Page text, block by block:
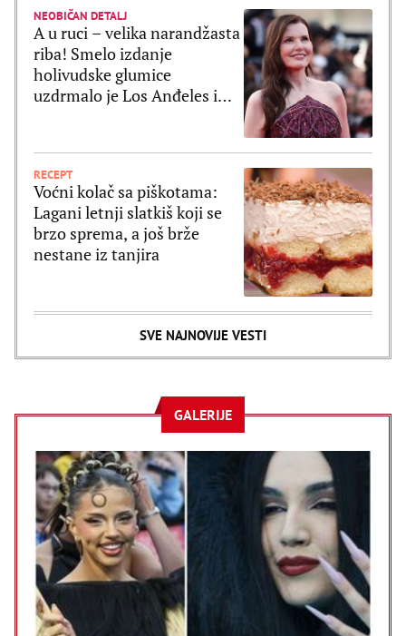
NEOBIČAN DETALJ
A u ruci – velika narandžasta
riba! Smelo izdanje
holivudske glumice
uzdrmalo je Los Anđeles i
RECEPT
Voćni kolač sa piškotama:
Lagani letnji slatkiš koji se
brzo sprema, a još brže
nestane iz tanjira
SVE NAJNOVIJE VESTI
GALERIJE